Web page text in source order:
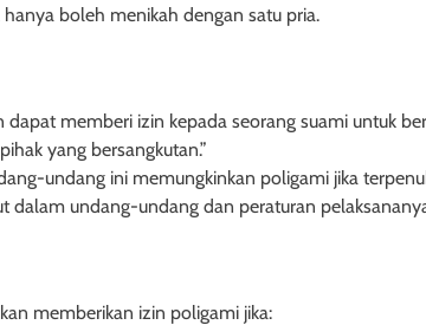
boleh menikah dengan satu pria.
dapat memberi izin kepada seorang suami untuk
yang bersangkutan.”
undang ini memungkinkan poligami jika
dalam undang-undang dan peraturan
memberikan izin poligami jika:
HUKUM PERDATA - HIBAH
Penghibah untuk Menguasai
dalam Objek Hibah